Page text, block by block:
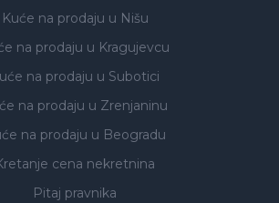
Kuće na prodaju u Nišu
na prodaju u Kragujevcu
na prodaju u Subotici
na prodaju u Zrenjaninu
na prodaju u Beogradu
cena nekretnina
Pitaj pravnika